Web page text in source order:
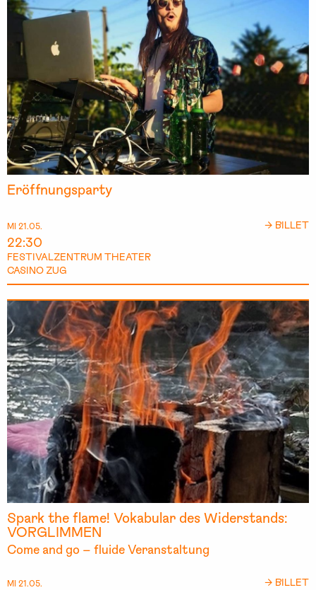
MI 21.05.
22:30
FESTIVALZENTRUM THEATER
CASINO ZUG
Eröffnungsparty
→ BILLET
MI 21.05.
Spark the flame! Vokabular des Widerstands:
VORGLIMMEN
Come and go – fluide Veranstaltung
→ BILLET